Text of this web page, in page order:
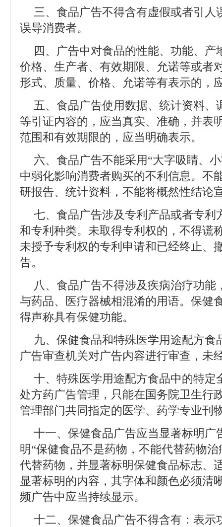
三、食品广告不得含有虚假或者引人
误导消费者。
四、广告中对食品的性能、功能、产
价格、生产者、有效期限、允诺等或者
形式、质量、价格、允诺等有表示的，
五、食品广告使用数据、统计资料、
等引证内容的，应当真实、准确，并表
范围和有效期限的，应当明确表示。
六、食品广告不能采用“大字吸睛、
中弱化影响消费者购买的不利信息。不
研报告、统计资料，不能将概然性结论
七、食品广告涉及专利产品或者专利
和专利种类。未取得专利权的，不得谎
未授予专利权的专利申请和已经终止、
告。
八、食品广告不得涉及疾病治疗功能
与药品、医疗器械相混淆的用语。保健
得声称具有保健功能。
九、保健食品和特殊医学用途配方食
广告审查机关对广告内容进行审查，未
十、特殊医学用途配方食品中的特定
处方药广告管理，只能在国务院卫生行
管理部门共同指定的医学、药学专业刊
十一、保健食品广告应当显著标明广
明“保健食品不是药物，不能代替药物
代替药物，并显著标明保健食品标志、
显著标明的内容，其字体和颜色必须清
频广告中应当持续显示。
十二、保健食品广告不得含有：表示